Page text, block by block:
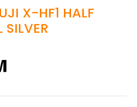
X-HF1 HALF